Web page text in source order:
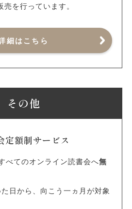
を行っています。
細はこちら
その他
定額制サービス
べてのオンライン読書会へ無
日から、向こう一ヵ月が対象